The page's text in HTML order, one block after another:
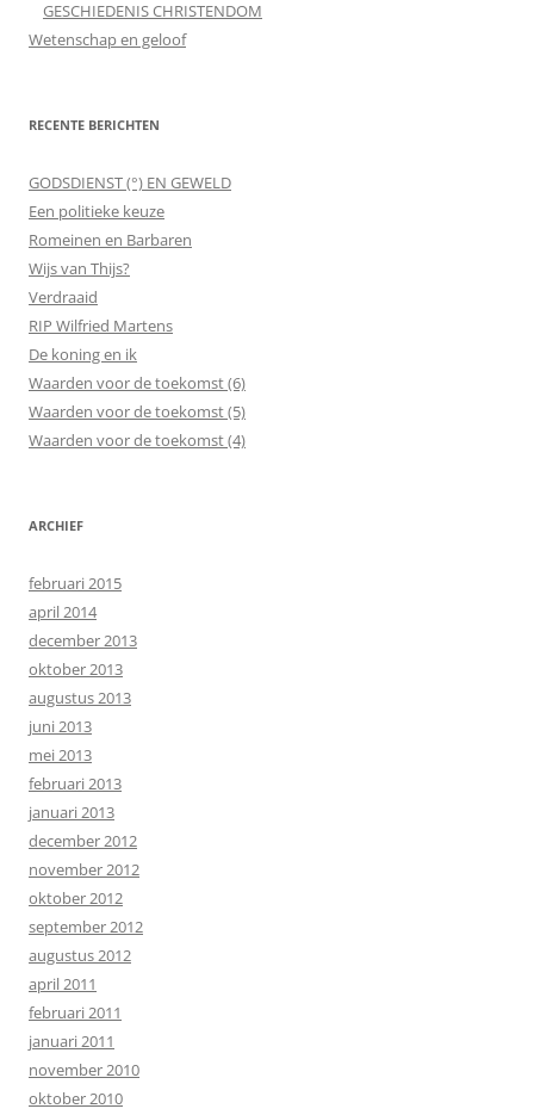
GESCHIEDENIS CHRISTENDOM
Wetenschap en geloof
RECENTE BERICHTEN
GODSDIENST (°) EN GEWELD
Een politieke keuze
Romeinen en Barbaren
Wijs van Thijs?
Verdraaid
RIP Wilfried Martens
De koning en ik
Waarden voor de toekomst (6)
Waarden voor de toekomst (5)
Waarden voor de toekomst (4)
ARCHIEF
februari 2015
april 2014
december 2013
oktober 2013
augustus 2013
juni 2013
mei 2013
februari 2013
januari 2013
december 2012
november 2012
oktober 2012
september 2012
augustus 2012
april 2011
februari 2011
januari 2011
november 2010
oktober 2010